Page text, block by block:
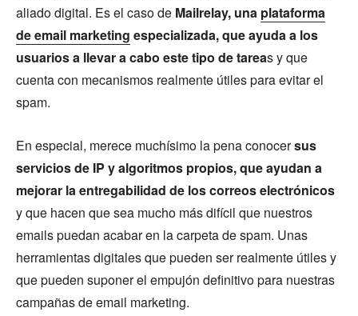
aliado digital. Es el caso de Mailrelay, una plataforma
de email marketing especializada, que ayuda a los
usuarios a llevar a cabo este tipo de tareas y que
cuenta con mecanismos realmente útiles para evitar el
spam.
En especial, merece muchísimo la pena conocersus
servicios de IP y algoritmos propios, que ayudan a
mejorar la entregabilidad de los correos electrónicos
y que hacen que sea mucho más difícil que nuestros
emails puedan acabar en la carpeta de spam. Unas
herramientas digitales que pueden ser realmente útiles y
que pueden suponer el empujón definitivo para nuestras
campañas de email marketing.